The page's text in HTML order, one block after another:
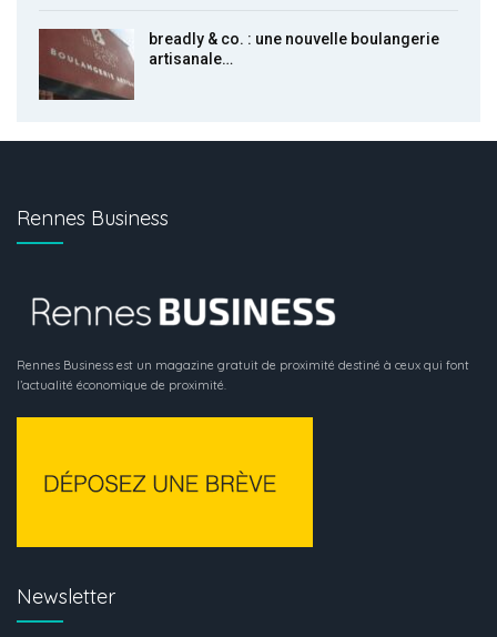
breadly & co. : une nouvelle boulangerie
artisanale…
Rennes Business
Rennes Business est un magazine gratuit de proximité destiné à ceux qui font
l’actualité économique de proximité.
Newsletter